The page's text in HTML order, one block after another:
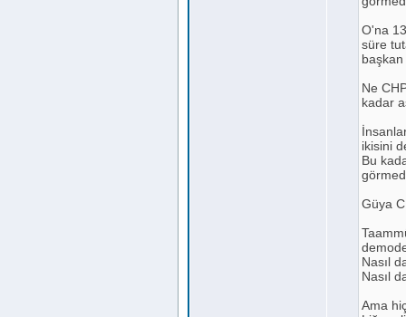
O'na
süre
başkan
Ne
kadar
ikisini
Bu
Güya
Nasıl
Nasıl
Ama